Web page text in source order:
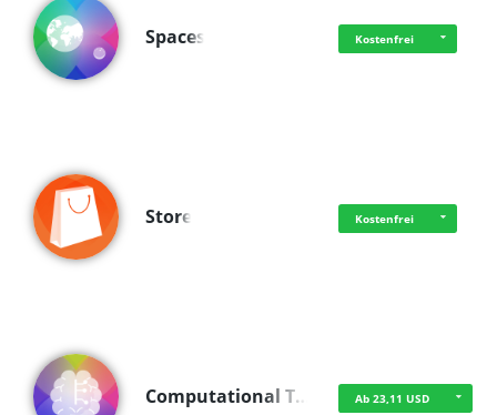
Spaces Kostenfrei
Store Kostenfrei
Computational T… Ab 23,11 USD